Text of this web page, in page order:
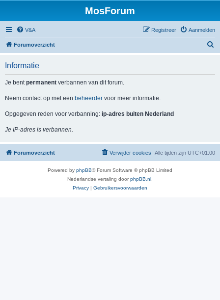
MosForum
V&A Aanmelden
Registreer
Forumoverzicht
Informatie
Je bentpermanent verbannen van dit forum.
Neem contact op met een beheerder voor meer informatie.
Opgegeven reden voor verbanning: ip-adres buiten Nederland
Je IP-adres is verbannen.
Forumoverzicht Alle tijden zijn UTC+01:00
Verwijder cookies
Powered by phpBB® Forum Software © phpBB Limited
Nederlandse vertaling doorphpBB.nl
Privacy | Gebruikersvoorwaarden